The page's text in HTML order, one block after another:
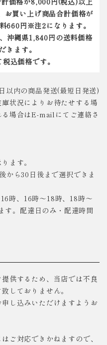
お買い上げ商品合計価格が
660円※注2になります。
沖縄県1,840円の送料価格
きます。
込価格です。
以内の商品発送(最短日発送)
状況によりお待たせする場
場合はE-mailにてご連絡さ
ます。
から30日後まで選択できま
時、16時～18時、18時～
す。配達日のみ・配達時間
供するため、当店では不良
しておりません。
し込みいただけますようお
ご対応できかねますので、